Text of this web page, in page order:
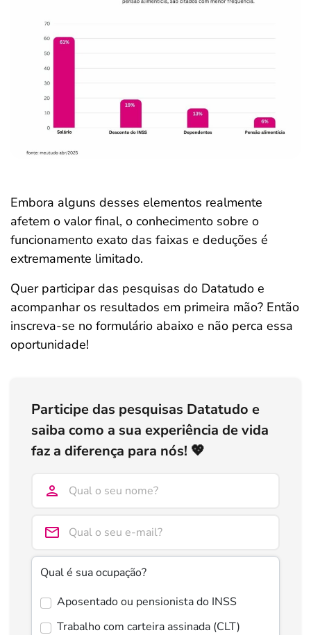
Embora alguns desses elementos realmente
afetem o valor final, o conhecimento sobre o
funcionamento exato das faixas e deduções é
extremamente limitado.
Quer participar das pesquisas do Datatudo e
acompanhar os resultados em primeira mão? Então
inscreva-se no formulário abaixo e não perca essa
oportunidade!
Participe das pesquisas Datatudo e
saiba como a sua experiência de vida
faz a diferença para nós! 💖
Qual é sua ocupação?
Aposentado ou pensionista do INSS
Trabalho com carteira assinada (CLT)